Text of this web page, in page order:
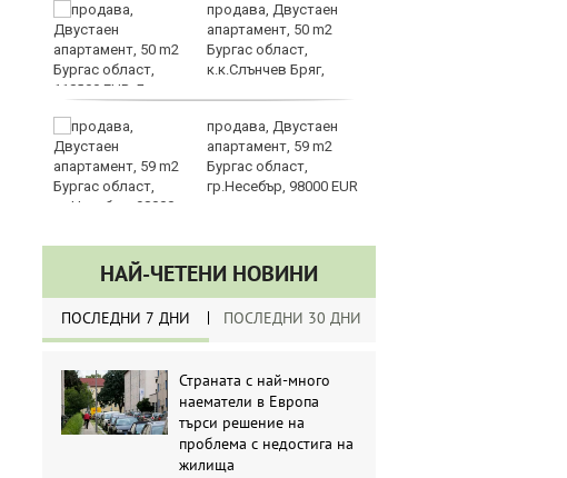
продава, Двустаен
апартамент, 50 m2
Бургас област,
к.к.Слънчев Бряг,
118000 EUR
продава, Двустаен
апартамент, 59 m2
Бургас област,
гр.Несебър, 98000 EUR
НАЙ-ЧЕТЕНИ НОВИНИ
ПОСЛЕДНИ 7 ДНИ ПОСЛЕДНИ 30 ДНИ
Страната с най-много
наематели в Европа
търси решение на
проблема с недостига на
жилища